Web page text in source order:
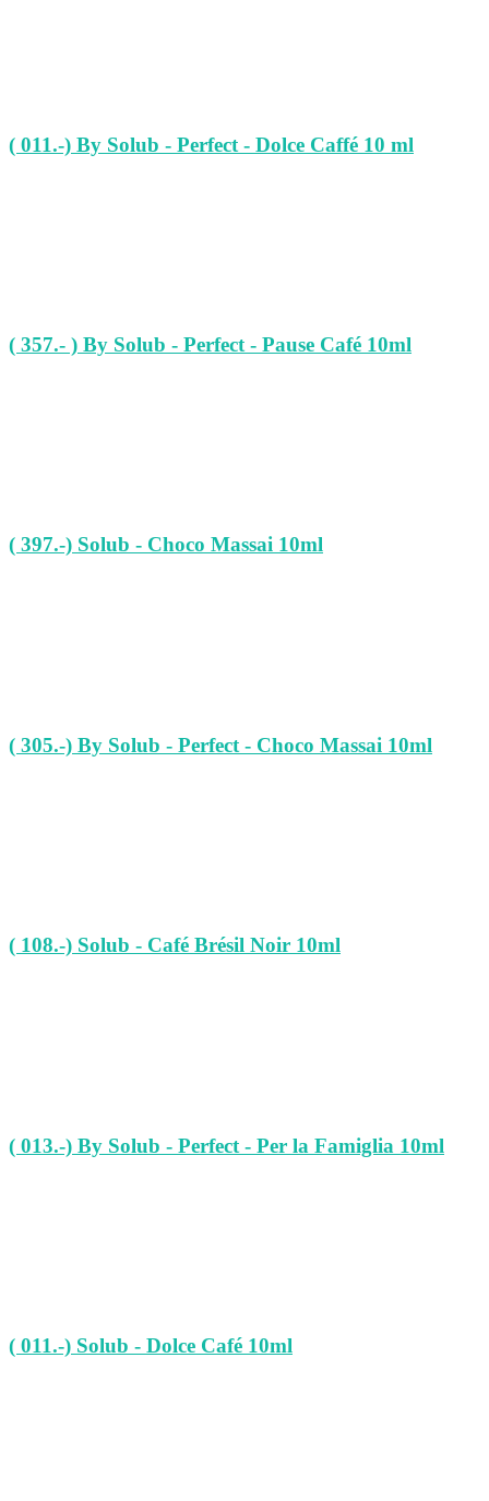
( 011.-) By Solub - Perfect - Dolce Caffé 10 ml
( 357.- ) By Solub - Perfect - Pause Café 10ml
( 397.-) Solub - Choco Massai 10ml
( 305.-) By Solub - Perfect - Choco Massai 10ml
( 108.-) Solub - Café Brésil Noir 10ml
( 013.-) By Solub - Perfect - Per la Famiglia 10ml
( 011.-) Solub - Dolce Café 10ml